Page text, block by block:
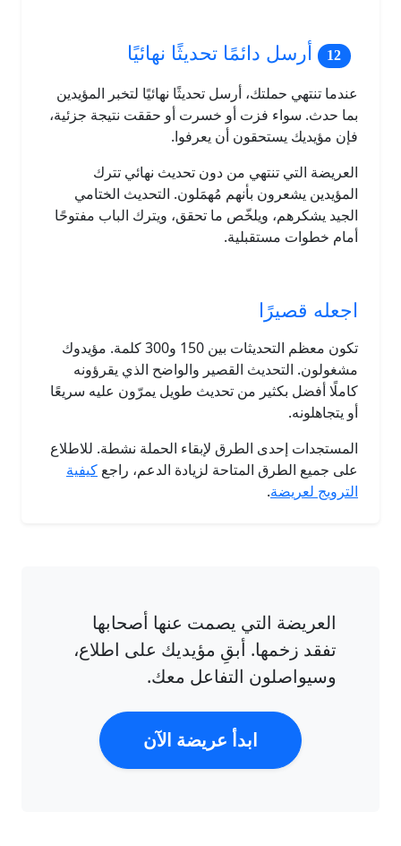
أرسل دائمًا تحديثًا نهائيًا
عندما تنتهي حملتك، أرسل تحديثًا نهائيًا لتخبر المؤيدين
بما حدث. سواء فزت أو خسرت أو حققت نتيجة جزئية،
فإن مؤيديك يستحقون أن يعرفوا.
العريضة التي تنتهي من دون تحديث نهائي تترك
المؤيدين يشعرون بأنهم مُهمَلون. التحديث الختامي
الجيد يشكرهم، ويلخّص ما تحقق، ويترك الباب مفتوحًا
أمام خطوات مستقبلية.
اجعله قصيرًا
تكون معظم التحديثات بين 150 و300 كلمة. مؤيدوك
مشغولون. التحديث القصير والواضح الذي يقرؤونه
كاملًا أفضل بكثير من تحديث طويل يمرّون عليه سريعًا
أو يتجاهلونه.
المستجدات إحدى الطرق لإبقاء الحملة نشطة. للاطلاع
على جميع الطرق المتاحة لزيادة الدعم، راجع كيفية
الترويج لعريضة.
العريضة التي يصمت عنها أصحابها
تفقد زخمها. أبقِ مؤيديك على اطلاع،
وسيواصلون التفاعل معك.
ابدأ عريضة الآن